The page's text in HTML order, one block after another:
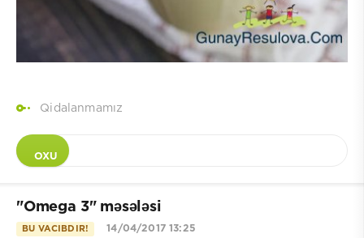
Qidalanmamız
OXU
"Omega 3" məsələsi
BU VACIBDIR! 14/04/2017 13:25